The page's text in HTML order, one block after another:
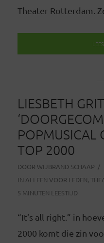
Theater Rotterdam.
LIESBETH
POPMUSICAL
TOP 2000
DOOR WIJBRAND SCHAAP
IN ALLEEN VOOR LEDEN,
5 MINUTEN LEESTIJD
“It’s all right.” in
2000 komt die zin